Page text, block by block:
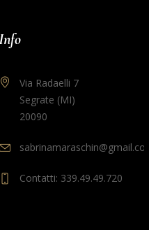
Via Radaelli 7
Segrate (MI)
20090
sabrinamaraschin@gmail.com
Contatti: 339.49.49.720